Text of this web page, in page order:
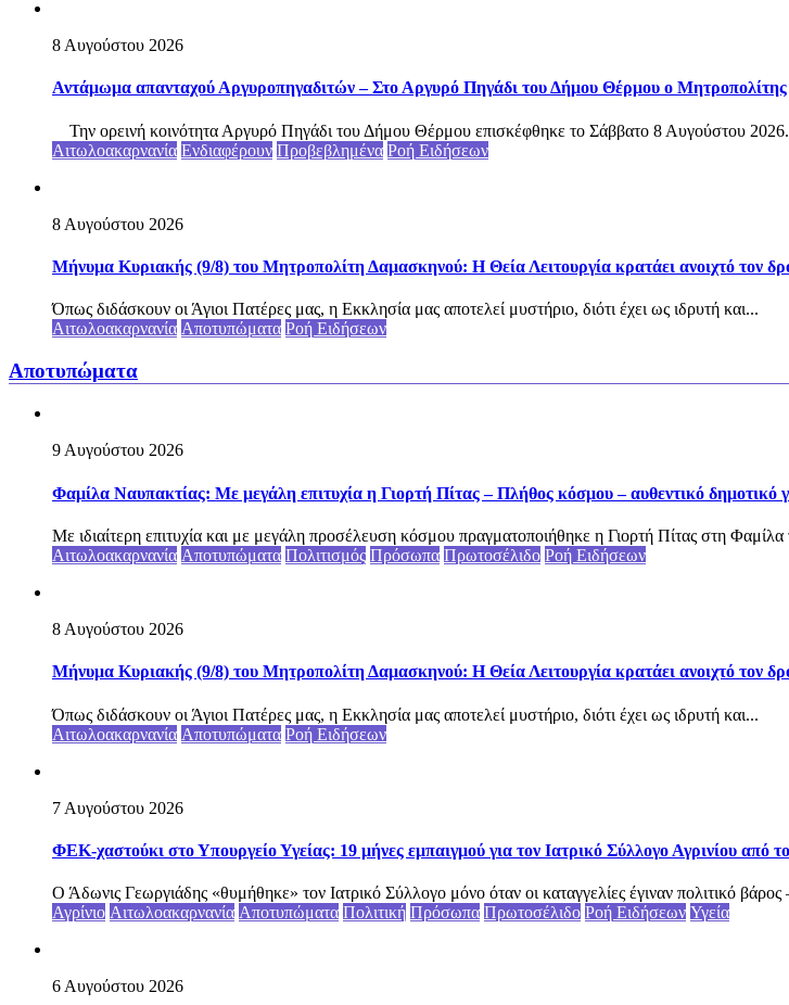
8 Αυγούστου 2026
Αντάμωμα απανταχού Αργυροπηγαδιτών – Στο Αργυρό Πηγάδι του Δήμου Θέρμου ο
Την ορεινή κοινότητα Αργυρό Πηγάδι του Δήμου Θέρμου επισκέφθηκε το Σάββατο 8 Αυγούστου
Αιτωλοακαρνανία Ενδιαφέρουν Προβεβλημένα Ροή Ειδήσεων
8 Αυγούστου 2026
Μήνυμα Κυριακής (9/8) του Μητροπολίτη Δαμασκηνού: Η Θεία Λειτουργία κρατάει ανοιχτό τον
Όπως διδάσκουν οι Άγιοι Πατέρες μας, η Εκκλησία μας αποτελεί μυστήριο, διότι έχει ως ιδρυτή και...
Αιτωλοακαρνανία Αποτυπώματα Ροή Ειδήσεων
Αποτυπώματα
9 Αυγούστου 2026
Φαμίλα Ναυπακτίας: Με μεγάλη επιτυχία η Γιορτή Πίτας – Πλήθος κόσμου – αυθεντικό δημοτικό
Με ιδιαίτερη επιτυχία και με μεγάλη προσέλευση κόσμου πραγματοποιήθηκε η Γιορτή Πίτας στη
Αιτωλοακαρνανία Αποτυπώματα Πολιτισμός Πρόσωπα Πρωτοσέλιδο Ροή Ειδήσεων
8 Αυγούστου 2026
Μήνυμα Κυριακής (9/8) του Μητροπολίτη Δαμασκηνού: Η Θεία Λειτουργία κρατάει ανοιχτό τον
Όπως διδάσκουν οι Άγιοι Πατέρες μας, η Εκκλησία μας αποτελεί μυστήριο, διότι έχει ως ιδρυτή και...
Αιτωλοακαρνανία Αποτυπώματα Ροή Ειδήσεων
7 Αυγούστου 2026
ΦΕΚ-χαστούκι στο Υπουργείο Υγείας: 19 μήνες εμπαιγμού για τον Ιατρικό Σύλλογο Αγρινίου από
Ο Άδωνις Γεωργιάδης «θυμήθηκε» τον Ιατρικό Σύλλογο μόνο όταν οι καταγγελίες έγιναν πολιτικό βάρος
Αγρίνιο Αιτωλοακαρνανία Αποτυπώματα Πολιτική Πρόσωπα Πρωτοσέλιδο Ροή Ειδήσεων Υγεία
6 Αυγούστου 2026